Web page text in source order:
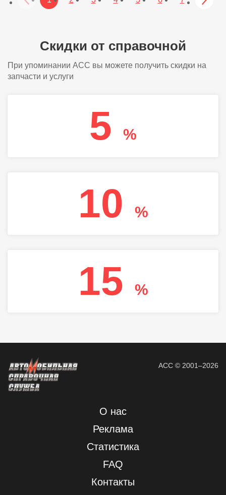
Скидки от справочной
При упоминании АСС вы можете получить скидки на
запчасти и услуги
5 %
10 %
15 %
АСС © 2001–2026
О нас
Реклама
Статистика
FAQ
Контакты